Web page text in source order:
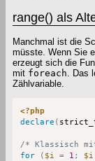
range() als
Manchmal ist die
müsste. Wenn Sie
erzeugt sich die
mit foreach .
Zählvariable.
<?php
declare (
/* Klassisch
for
( $i = 1 ; $i